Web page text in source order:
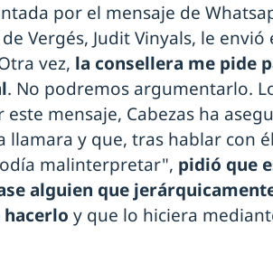
por el mensaje de
Vergés, Judit Vinyals, le envió
vez, la consellera me pide
. No podremos argumentarlo.
mensaje, Cabezas ha
llamara y que, tras hablar con
malinterpretar", pidió que
alguien que
y que lo hiciera